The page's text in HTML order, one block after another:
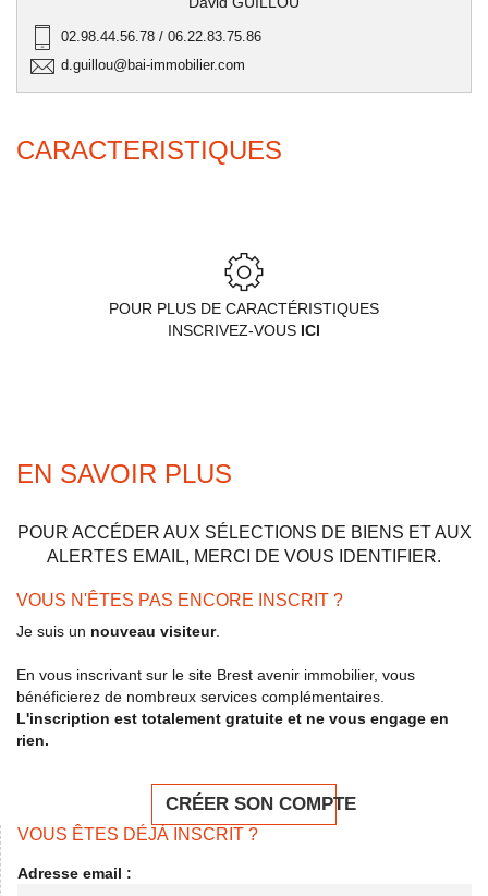
02.98.44.56.78 / 06.22.83.75.86
d.guillou@bai-immobilier.com
CARACTERISTIQUES
POUR PLUS DE CARACTÉRISTIQUES
INSCRIVEZ-VOUS ICI
EN SAVOIR PLUS
POUR ACCÉDER AUX SÉLECTIONS DE BIENS ET AUX
ALERTES EMAIL, MERCI DE VOUS IDENTIFIER.
VOUS N'ÊTES PAS ENCORE INSCRIT ?
Je suis un nouveau visiteur.
En vous inscrivant sur le site Brest avenir immobilier, vous
bénéficierez de nombreux services complémentaires.
L'inscription est totalement gratuite et ne vous engage en
rien.
CRÉER SON COMPTE
VOUS ÊTES DÉJÀ INSCRIT ?
Adresse email :